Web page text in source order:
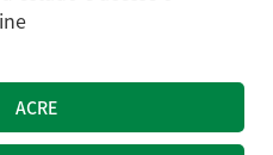
visconti
Torrada Visconti
Integral 120G